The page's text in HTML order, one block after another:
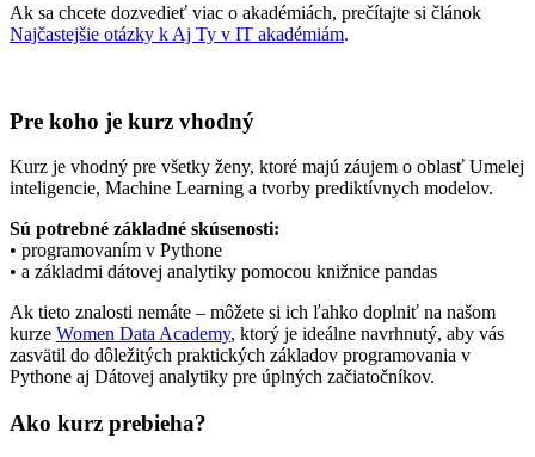
Ak sa chcete dozvedieť viac o akadémiách, prečítajte si článok
Najčastejšie otázky k Aj Ty v IT akadémiám.
Pre koho je kurz vhodný
Kurz je vhodný pre všetky ženy, ktoré majú záujem o oblasť Umelej
inteligencie, Machine Learning a tvorby prediktívnych modelov.
Sú potrebné základné skúsenosti:
• programovaním v Pythone
• a základmi dátovej analytiky pomocou knižnice pandas
Ak tieto znalosti nemáte – môžete si ich ľahko doplniť na našom
kurze Women Data Academy, ktorý je ideálne navrhnutý, aby vás
zasvätil do dôležitých praktických základov programovania v
Pythone aj Dátovej analytiky pre úplných začiatočníkov.
Ako kurz prebieha?